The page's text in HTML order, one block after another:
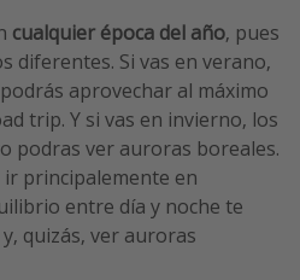
cualquier época del año, pues
diferentes. Si vas en verano,
aprovechar al máximo
trip. Y si vas en invierno, los
podras ver auroras boreales.
principalemente en
entre día y noche te
quizás, ver auroras